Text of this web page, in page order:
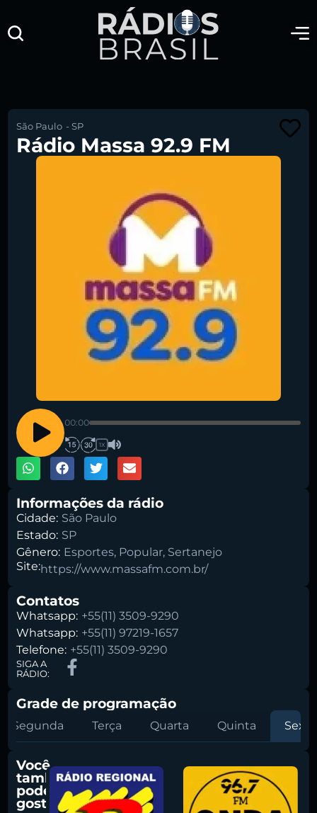
Buscar rádio
São Paulo -SP
Rádio Massa 92.9 FM
00:00
1X
Informações da rádio
Cidade: São Paulo
Estado: SP
Gênero: Esportes, Popular, Sertanejo
Site:https://www.massafm.com.br/
Contatos
Whatsapp: +55(11) 3509-9290
Whatsapp: +55(11) 97219-1657
Telefone: +55(11) 3509-9290
SIGA A
RÁDIO:
Grade de programação
Segunda Terça Quarta Quinta Sexta
Você
também
pode
gostar